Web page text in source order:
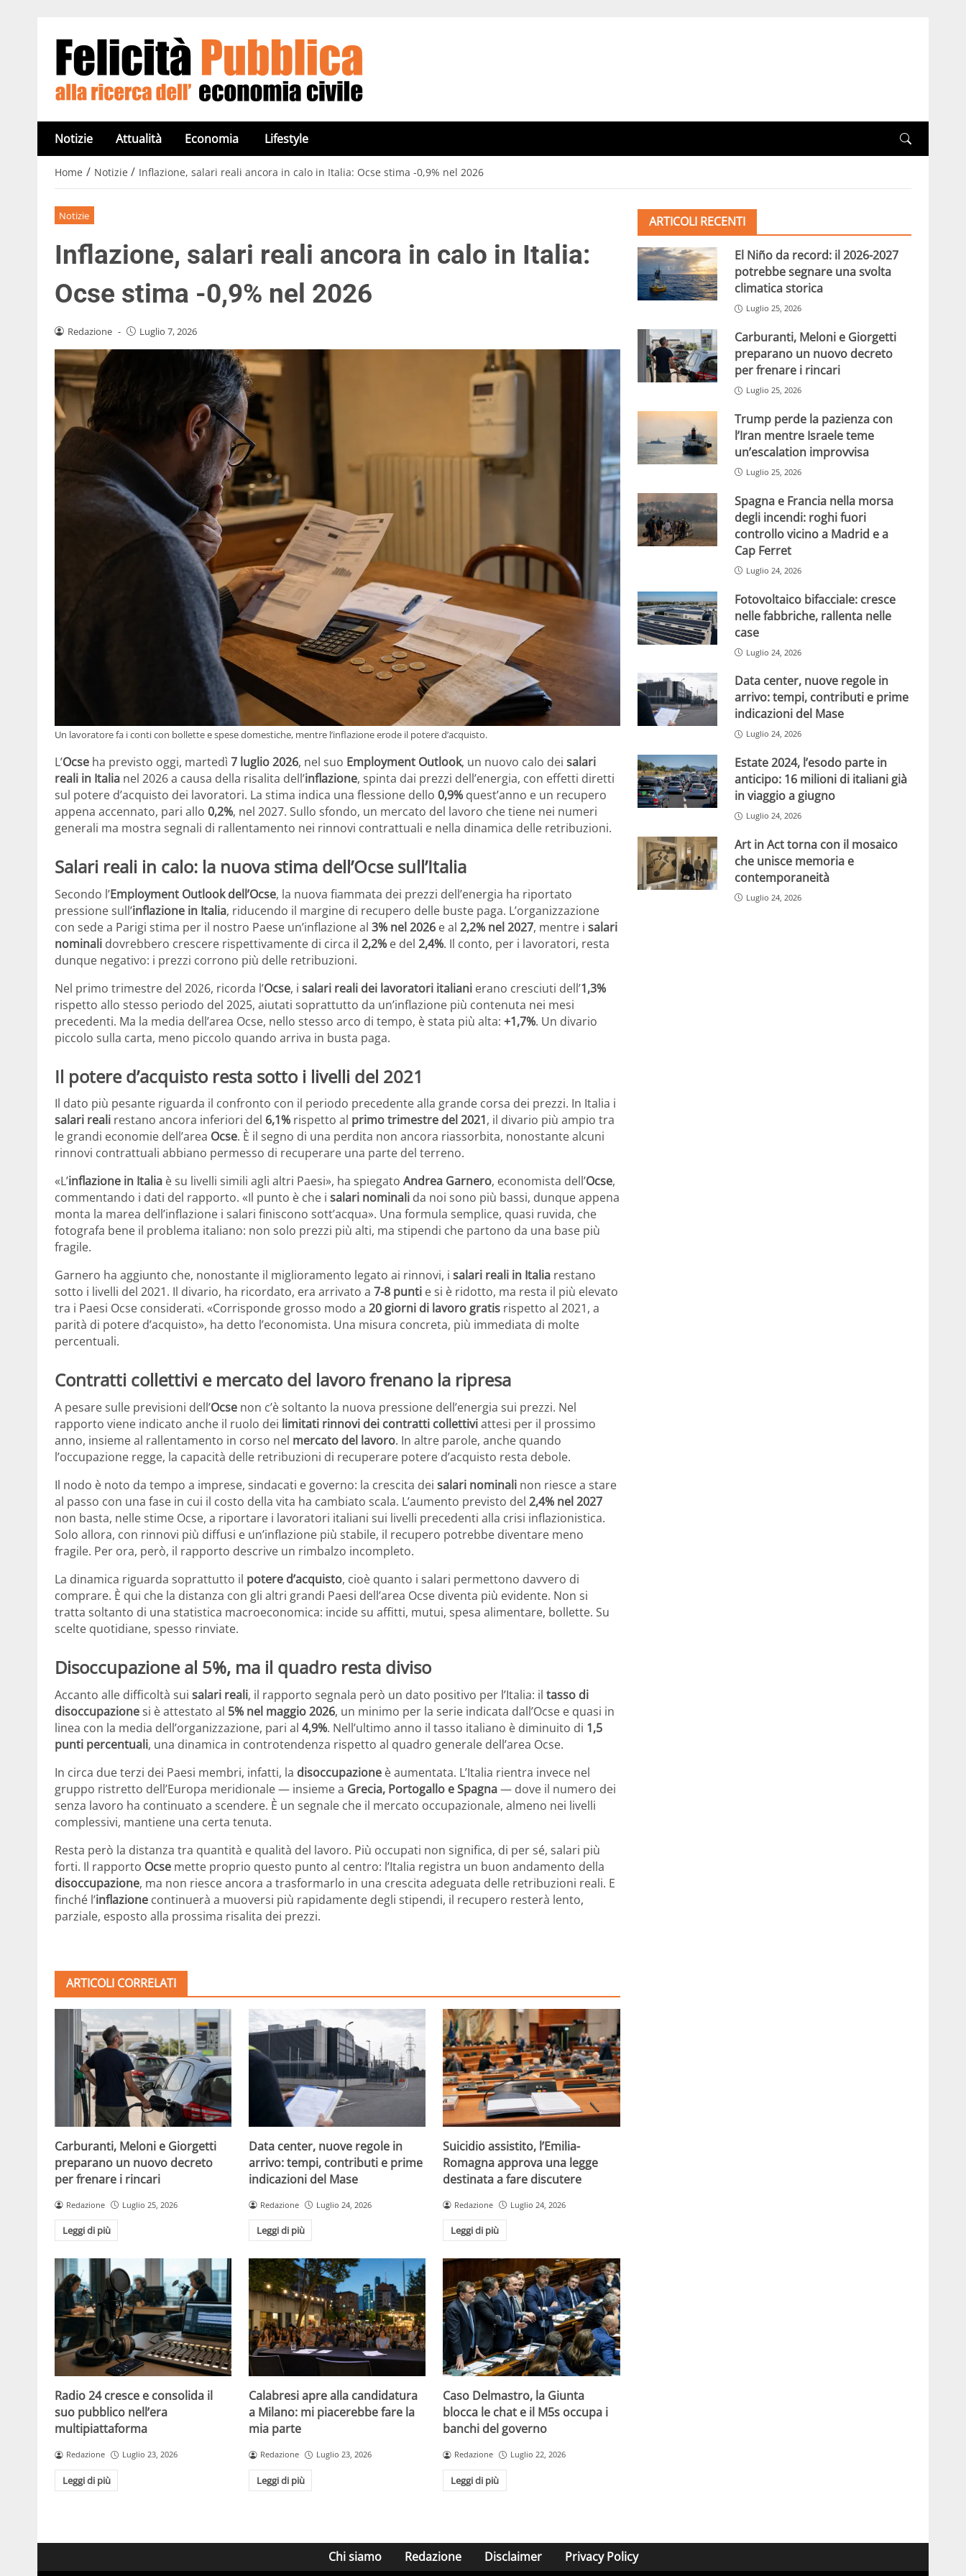
Notizie Attualità Economia Lifestyle
Home / Notizie / Inflazione, salari reali ancora in calo in Italia: Ocse stima -0,9% nel 2026
Notizie
Inflazione, salari reali ancora in calo in Italia:
Ocse stima -0,9% nel 2026
Redazione - Luglio 7, 2026
Un lavoratore fa i conti con bollette e spese domestiche, mentre l’inflazione erode il potere d’acquisto.
L’Ocse ha previsto oggi, martedì 7 luglio 2026, nel suo Employment Outlook, un nuovo calo dei salari
reali in Italia nel 2026 a causa della risalita dell’inflazione, spinta dai prezzi dell’energia, con effetti diretti
sul potere d’acquisto dei lavoratori. La stima indica una flessione dello 0,9% quest’anno e un recupero
appena accennato, pari allo 0,2%, nel 2027. Sullo sfondo, un mercato del lavoro che tiene nei numeri
generali ma mostra segnali di rallentamento nei rinnovi contrattuali e nella dinamica delle retribuzioni.
Salari reali in calo: la nuova stima dell’Ocse sull’Italia
Secondo l’Employment Outlook dell’Ocse, la nuova fiammata dei prezzi dell’energia ha riportato
pressione sull’inflazione in Italia, riducendo il margine di recupero delle buste paga. L’organizzazione
con sede a Parigi stima per il nostro Paese un’inflazione al 3% nel 2026 e al 2,2% nel 2027, mentre i salari
nominali dovrebbero crescere rispettivamente di circa il 2,2% e del 2,4%. Il conto, per i lavoratori, resta
dunque negativo: i prezzi corrono più delle retribuzioni.
Nel primo trimestre del 2026, ricorda l’Ocse, i salari reali dei lavoratori italiani erano cresciuti dell’1,3%
rispetto allo stesso periodo del 2025, aiutati soprattutto da un’inflazione più contenuta nei mesi
precedenti. Ma la media dell’area Ocse, nello stesso arco di tempo, è stata più alta: +1,7%. Un divario
piccolo sulla carta, meno piccolo quando arriva in busta paga.
Il potere d’acquisto resta sotto i livelli del 2021
Il dato più pesante riguarda il confronto con il periodo precedente alla grande corsa dei prezzi. In Italia i
salari reali restano ancora inferiori del 6,1% rispetto al primo trimestre del 2021, il divario più ampio tra
le grandi economie dell’area Ocse. È il segno di una perdita non ancora riassorbita, nonostante alcuni
rinnovi contrattuali abbiano permesso di recuperare una parte del terreno.
«L’inflazione in Italia è su livelli simili agli altri Paesi», ha spiegato Andrea Garnero, economista dell’Ocse,
commentando i dati del rapporto. «Il punto è che i salari nominali da noi sono più bassi, dunque appena
monta la marea dell’inflazione i salari finiscono sott’acqua». Una formula semplice, quasi ruvida, che
fotografa bene il problema italiano: non solo prezzi più alti, ma stipendi che partono da una base più
fragile.
Garnero ha aggiunto che, nonostante il miglioramento legato ai rinnovi, i salari reali in Italia restano
sotto i livelli del 2021. Il divario, ha ricordato, era arrivato a 7-8 punti e si è ridotto, ma resta il più elevato
tra i Paesi Ocse considerati. «Corrisponde grosso modo a 20 giorni di lavoro gratis rispetto al 2021, a
parità di potere d’acquisto», ha detto l’economista. Una misura concreta, più immediata di molte
percentuali.
Contratti collettivi e mercato del lavoro frenano la ripresa
A pesare sulle previsioni dell’Ocse non c’è soltanto la nuova pressione dell’energia sui prezzi. Nel
rapporto viene indicato anche il ruolo dei limitati rinnovi dei contratti collettiviattesi per il prossimo
anno, insieme al rallentamento in corso nel mercato del lavoro. In altre parole, anche quando
l’occupazione regge, la capacità delle retribuzioni di recuperare potere d’acquisto resta debole.
Il nodo è noto da tempo a imprese, sindacati e governo: la crescita dei salari nominali non riesce a stare
al passo con una fase in cui il costo della vita ha cambiato scala. L’aumento previsto del 2,4% nel 2027
non basta, nelle stime Ocse, a riportare i lavoratori italiani sui livelli precedenti alla crisi inflazionistica.
Solo allora, con rinnovi più diffusi e un’inflazione più stabile, il recupero potrebbe diventare meno
fragile. Per ora, però, il rapporto descrive un rimbalzo incompleto.
La dinamica riguarda soprattutto il potere d’acquisto, cioè quanto i salari permettono davvero di
comprare. È qui che la distanza con gli altri grandi Paesi dell’area Ocse diventa più evidente. Non si
tratta soltanto di una statistica macroeconomica: incide su affitti, mutui, spesa alimentare, bollette. Su
scelte quotidiane, spesso rinviate.
Disoccupazione al 5%, ma il quadro resta diviso
Accanto alle difficoltà sui salari reali, il rapporto segnala però un dato positivo per l’Italia: il tasso di
disoccupazionesi è attestato al 5% nel maggio 2026, un minimo per la serie indicata dall’Ocse e quasi in
linea con la media dell’organizzazione, pari al 4,9%. Nell’ultimo anno il tasso italiano è diminuito di 1,5
punti percentuali, una dinamica in controtendenza rispetto al quadro generale dell’area Ocse.
In circa due terzi dei Paesi membri, infatti, la disoccupazione è aumentata. L’Italia rientra invece nel
gruppo ristretto dell’Europa meridionale — insieme a Grecia, Portogallo e Spagna— dove il numero dei
senza lavoro ha continuato a scendere. È un segnale che il mercato occupazionale, almeno nei livelli
complessivi, mantiene una certa tenuta.
Resta però la distanza tra quantità e qualità del lavoro. Più occupati non significa, di per sé, salari più
forti. Il rapporto Ocse mette proprio questo punto al centro: l’Italia registra un buon andamento della
disoccupazione, ma non riesce ancora a trasformarlo in una crescita adeguata delle retribuzioni reali. E
finché l’inflazione continuerà a muoversi più rapidamente degli stipendi, il recupero resterà lento,
parziale, esposto alla prossima risalita dei prezzi.
ARTICOLI CORRELATI
Carburanti, Meloni e Giorgetti
preparano un nuovo decreto
per frenare i rincari
Redazione Luglio 25, 2026
Leggi di più
Data center, nuove regole in
arrivo: tempi, contributi e prime
indicazioni del Mase
Redazione Luglio 24, 2026
Leggi di più
Suicidio assistito, l’Emilia-
Romagna approva una legge
destinata a fare discutere
Redazione Luglio 24, 2026
Leggi di più
Radio 24 cresce e consolida il
suo pubblico nell’era
multipiattaforma
Redazione Luglio 23, 2026
Leggi di più
Calabresi apre alla candidatura
a Milano: mi piacerebbe fare la
mia parte
Redazione Luglio 23, 2026
Leggi di più
Caso Delmastro, la Giunta
blocca le chat e il M5s occupa i
banchi del governo
Redazione Luglio 22, 2026
Leggi di più
ARTICOLI RECENTI
El Niño da record: il 2026-2027
potrebbe segnare una svolta
climatica storica
Luglio 25, 2026
Carburanti, Meloni e Giorgetti
preparano un nuovo decreto
per frenare i rincari
Luglio 25, 2026
Trump perde la pazienza con
l’Iran mentre Israele teme
un’escalation improvvisa
Luglio 25, 2026
Spagna e Francia nella morsa
degli incendi: roghi fuori
controllo vicino a Madrid e a
Cap Ferret
Luglio 24, 2026
Fotovoltaico bifacciale: cresce
nelle fabbriche, rallenta nelle
case
Luglio 24, 2026
Data center, nuove regole in
arrivo: tempi, contributi e prime
indicazioni del Mase
Luglio 24, 2026
Estate 2024, l’esodo parte in
anticipo: 16 milioni di italiani già
in viaggio a giugno
Luglio 24, 2026
Art in Act torna con il mosaico
che unisce memoria e
contemporaneità
Luglio 24, 2026
Chi siamo Redazione Disclaimer Privacy Policy